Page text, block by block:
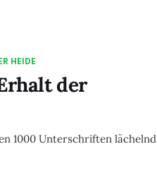
HEIDE
der
1000 Unterschriften lächelnd